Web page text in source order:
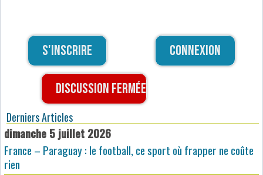
S'inscrire Connexion
Discussion fermée
Derniers Articles
dimanche 5 juillet 2026
France – Paraguay : le football, ce sport où frapper ne coûte
rien